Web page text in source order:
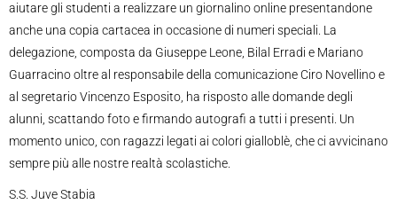
aiutare gli studenti a realizzare un giornalino online presentandone
anche una copia cartacea in occasione di numeri speciali. La
delegazione, composta da Giuseppe Leone, Bilal Erradi e Mariano
Guarracino oltre al responsabile della comunicazione Ciro Novellino e
al segretario Vincenzo Esposito, ha risposto alle domande degli
alunni, scattando foto e firmando autografi a tutti i presenti. Un
momento unico, con ragazzi legati ai colori gialloblè, che ci avvicinano
sempre più alle nostre realtà scolastiche.
S.S. Juve Stabia